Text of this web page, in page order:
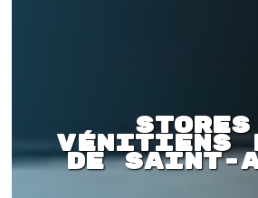
vénitiens
de Saint-